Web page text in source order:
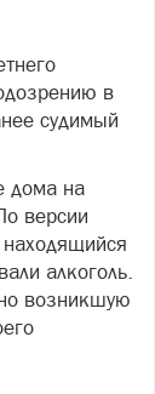
в
судимый
дома на
версии
алкоголь.
возникшую